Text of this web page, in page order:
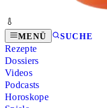
MENÜ SUCHE
Rezepte
Dossiers
Videos
Podcasts
Horoskope